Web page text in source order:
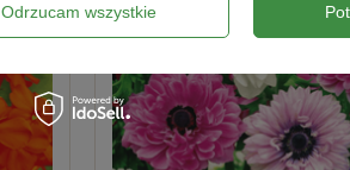
Odrzucam wszystkie